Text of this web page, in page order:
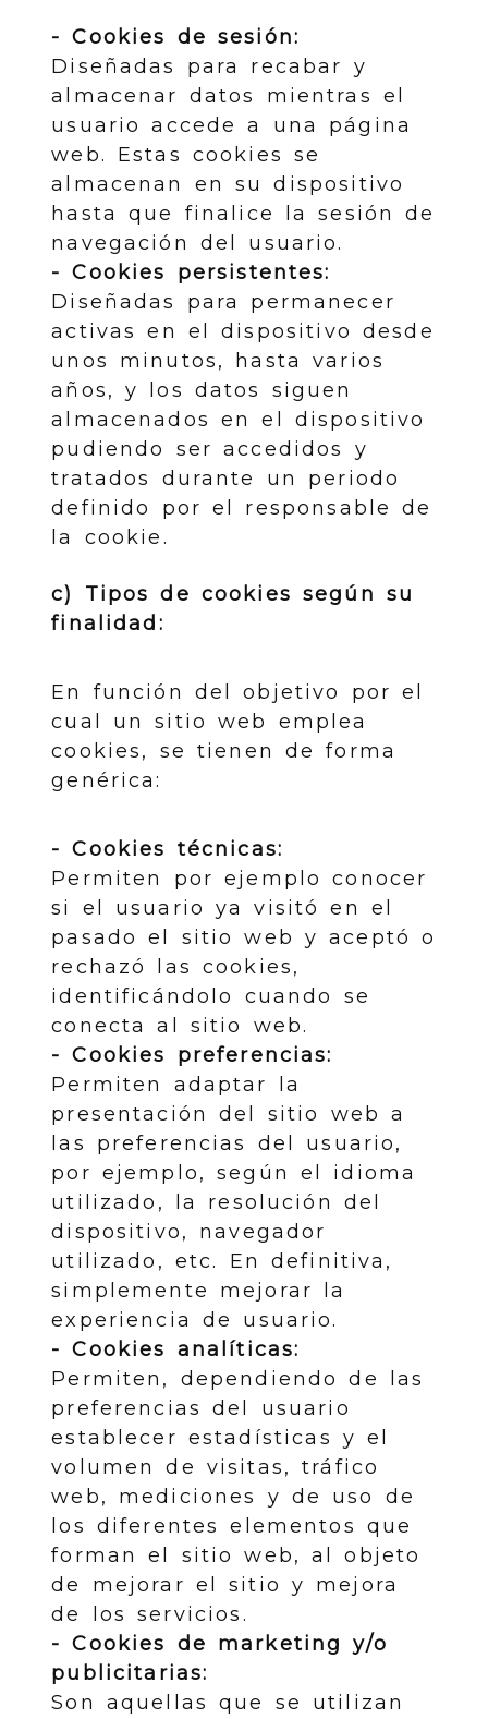
- Cookies de sesión:
Diseñadas para recabar y
almacenar datos mientras el
usuario accede a una página
web. Estas cookies se
almacenan en su dispositivo
hasta que finalice la sesión de
navegación del usuario.
- Cookies persistentes:
Diseñadas para permanecer
activas en el dispositivo desde
unos minutos, hasta varios
años, y los datos siguen
almacenados en el dispositivo
pudiendo ser accedidos y
tratados durante un periodo
definido por el responsable de
la cookie.
c) Tipos de cookies según su
finalidad:
En función del objetivo por el
cual un sitio web emplea
cookies, se tienen de forma
genérica:
- Cookies técnicas:
Permiten por ejemplo conocer
si el usuario ya visitó en el
pasado el sitio web y aceptó o
rechazó las cookies,
identificándolo cuando se
conecta al sitio web.
- Cookies preferencias:
Permiten adaptar la
presentación del sitio web a
las preferencias del usuario,
por ejemplo, según el idioma
utilizado, la resolución del
dispositivo, navegador
utilizado, etc. En definitiva,
simplemente mejorar la
experiencia de usuario.
- Cookies analíticas:
Permiten, dependiendo de las
preferencias del usuario
establecer estadísticas y el
volumen de visitas, tráfico
web, mediciones y de uso de
los diferentes elementos que
forman el sitio web, al objeto
de mejorar el sitio y mejora
de los servicios.
- Cookies de marketing y/o
publicitarias:
Son aquellas que se utilizan